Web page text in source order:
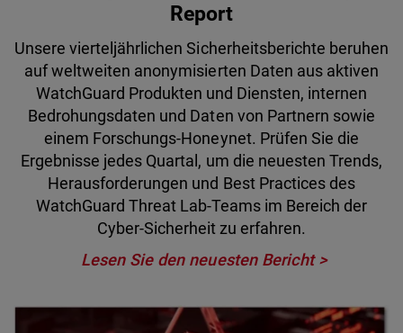
Report
Unsere vierteljährlichen Sicherheitsberichte beruhen
auf weltweiten anonymisierten Daten aus aktiven
WatchGuard Produkten und Diensten, internen
Bedrohungsdaten und Daten von Partnern sowie
einem Forschungs-Honeynet. Prüfen Sie die
Ergebnisse jedes Quartal, um die neuesten Trends,
Herausforderungen und Best Practices des
WatchGuard Threat Lab-Teams im Bereich der
Cyber-Sicherheit zu erfahren.
Lesen Sie den neuesten Bericht